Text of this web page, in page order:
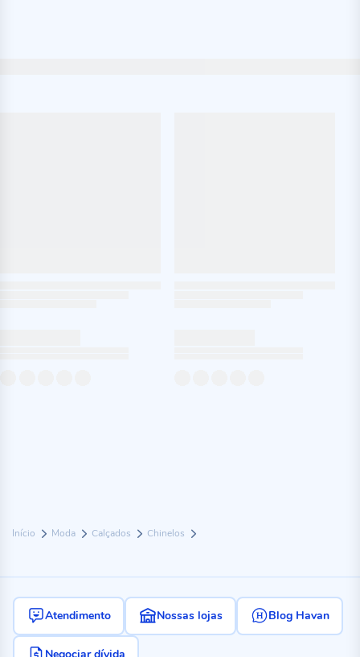
Início Moda Calçados Chinelos
Atendimento Nossas lojas Blog Havan